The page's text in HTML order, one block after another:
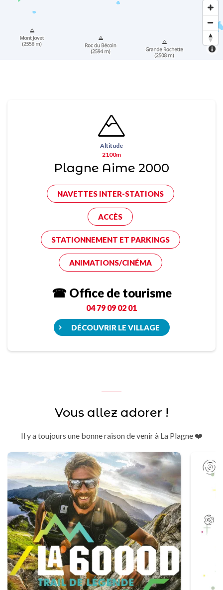
Altitude
2100m
Plagne Aime 2000
NAVETTES INTER-STATIONS
ACCÈS
STATIONNEMENT ET PARKINGS
ANIMATIONS/CINÉMA
☎ Office de tourisme
04 79 09 02 01
DÉCOUVRIR LE VILLAGE
Vous allez adorer !
Il y a toujours une bonne raison de venir à La Plagne ❤️